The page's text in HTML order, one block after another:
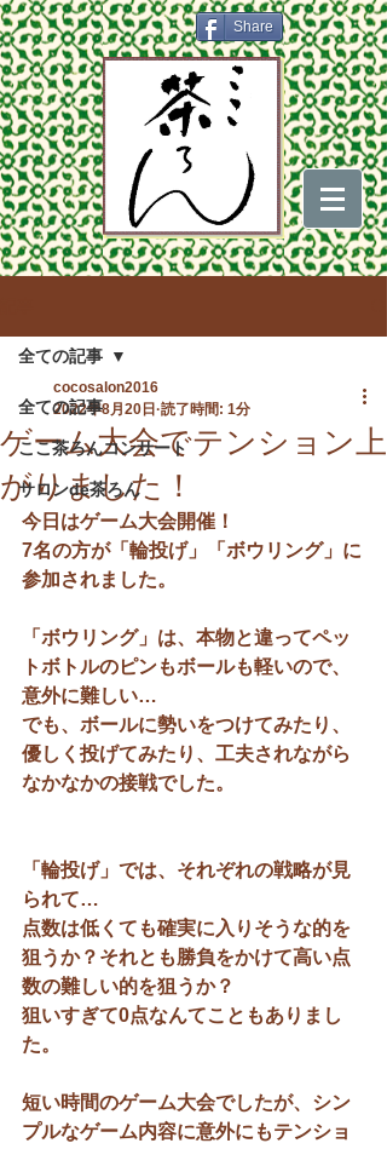
Share
全ての記事
ここ茶ろんコンサート
サロンde茶ろん
全ての記事
ゲーム大会でテンション上
がりました！
cocosalon2016
2022年8月20日 読了時間: 1分
今日はゲーム大会開催！
7名の方が「輪投げ」「ボウリング」に
参加されました。
「ボウリング」は、本物と違ってペッ
トボトルのピンもボールも軽いので、
意外に難しい…
でも、ボールに勢いをつけてみたり、
優しく投げてみたり、工夫されながら
なかなかの接戦でした。
「輪投げ」では、それぞれの戦略が見
られて…
点数は低くても確実に入りそうな的を
狙うか？それとも勝負をかけて高い点
数の難しい的を狙うか？
狙いすぎて0点なんてこともありまし
た。
短い時間のゲーム大会でしたが、シン
プルなゲーム内容に意外にもテンショ